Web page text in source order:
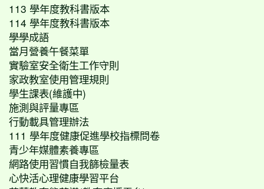
113 學年度教科書版本
114 學年度教科書版本
學學成語
當月營養午餐菜單
實驗室安全衛生工作守則
家政教室使用管理規則
學生課表(維護中)
施測與評量專區
行動載具管理辦法
111 學年度健康促進學校指標問卷
青少年媒體素養專區
網路使用習慣自我篩檢量表
心快活心理健康學習平台